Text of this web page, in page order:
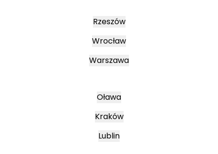
Rzeszów
Wrocław
Warszawa
Oława
Kraków
Lublin